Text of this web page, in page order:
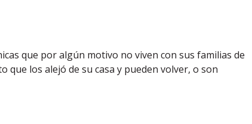
que por algún motivo no viven con sus familias de
los alejó de su casa y pueden volver, o son